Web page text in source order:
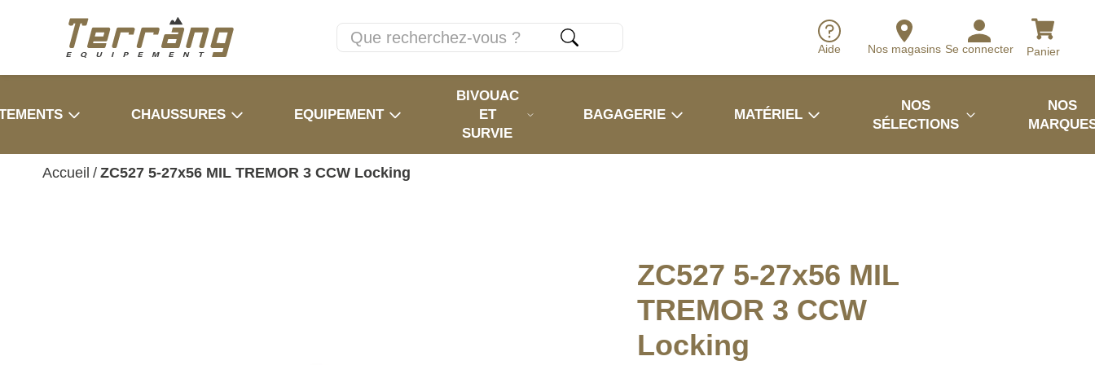
Aide Nos magasins Se connecter Panier
CHAUSSURES EQUIPEMENT
BIVOUAC
ET
SURVIE
BAGAGERIE MATÉRIEL
NOS
SÉLECTIONS
NOS
Accueil / ZC527 5-27x56 MIL TREMOR 3 CCW Locking
ZC527 5-27x56 MIL
TREMOR 3 CCW
Locking